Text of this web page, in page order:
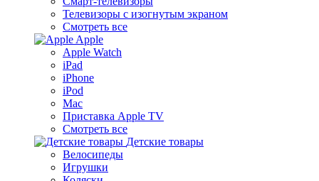
Телевизоры с изогнутым экраном
Смотреть все
Apple
Apple Watch
iPad
iPhone
iPod
Mac
Приставка Apple TV
Смотреть все
Детские товары
Велосипеды
Игрушки